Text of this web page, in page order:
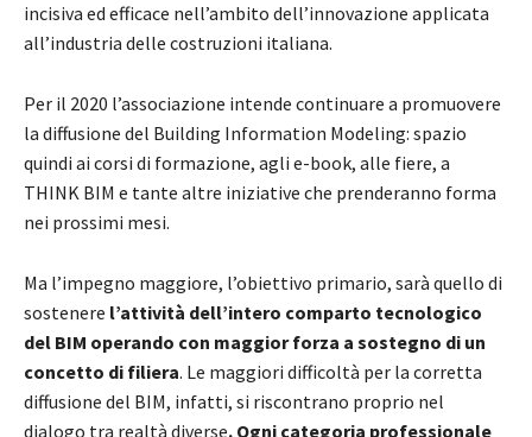
incisiva ed efficace nell’ambito dell’innovazione applicata
all’industria delle costruzioni italiana.
Per il 2020 l’associazione intende continuare a promuovere
la diffusione del Building Information Modeling: spazio
quindi ai corsi di formazione, agli e-book, alle fiere, a
THINK BIM e tante altre iniziative che prenderanno forma
nei prossimi mesi.
Ma l’impegno maggiore, l’obiettivo primario, sarà quello di
sostenere l’attività dell’intero comparto tecnologico
del BIM operando con maggior forza a sostegno di un
concetto di filiera. Le maggiori difficoltà per la corretta
diffusione del BIM, infatti, si riscontrano proprio nel
dialogo tra realtà diverse. Ogni categoria professionale